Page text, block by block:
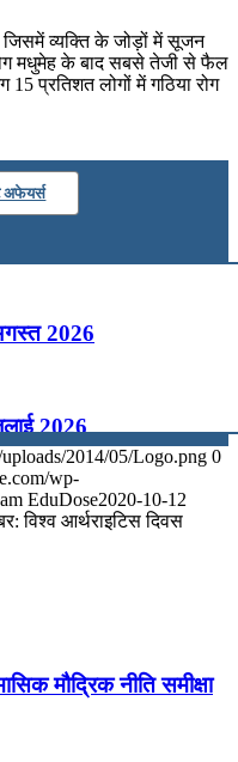
जिसमें व्यक्ति के जोड़ों में सूजन
मधुमेह के बाद सबसे तेजी से फैल
15 प्रतिशत लोगों में गठिया रोग
अफेयर्स
2026
2026
2026
2026
2014/05/Logo.png 0
wp-
EduDose2020-10-12
विश्व आर्थराइटिस दिवस
मौद्रिक नीति समीक्षा